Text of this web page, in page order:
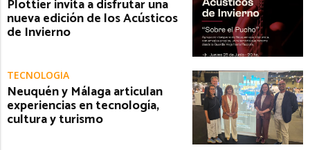
Plottier invita a disfrutar una
nueva edición de los Acústicos
de Invierno
TECNOLOGÍA
Neuquén y Málaga articulan
experiencias en tecnología,
cultura y turismo